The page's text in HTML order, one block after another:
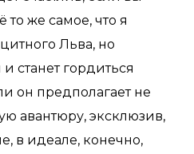
то же самое, что я
Льва, но
станет гордиться
он предполагает не
авантюру, эксклюзив,
в идеале, конечно,